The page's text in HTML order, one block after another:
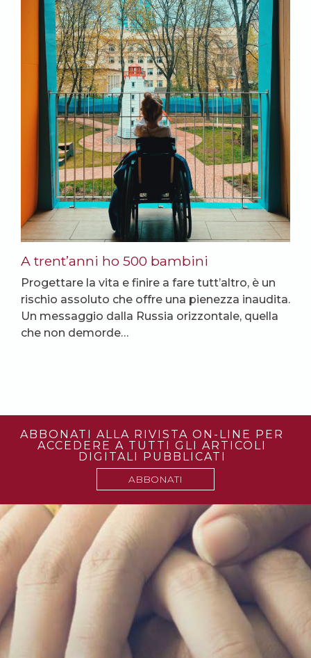
A trent’anni ho 500 bambini
Progettare la vita e finire a fare tutt’altro, è un
rischio assoluto che offre una pienezza inaudita.
Un messaggio dalla Russia orizzontale, quella
che non demorde…
ABBONATI ALLA RIVISTA ON-LINE PER
ACCEDERE A TUTTI GLI ARTICOLI
DIGITALI PUBBLICATI
ABBONATI